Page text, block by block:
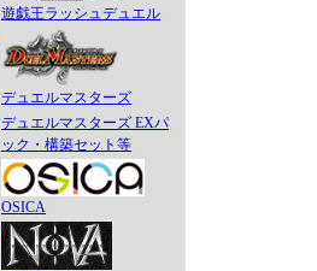
遊戯王ラッシュデュエル
デュエルマスターズ
デュエルマスターズ EXパ
ック・構築セット等
OSICA